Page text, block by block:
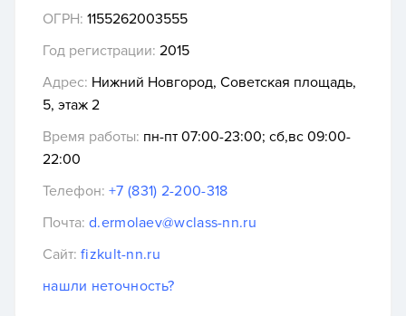
ОГРН: 1155262003555
Год регистрации: 2015
Адрес: Нижний Новгород, Советская площадь,
5, этаж 2
Время работы: пн-пт 07:00-23:00; сб,вс 09:00-
22:00
Телефон: +7 (831) 2-200-318
Почта: d.ermolaev@wclass-nn.ru
Сайт: fizkult-nn.ru
нашли неточность?